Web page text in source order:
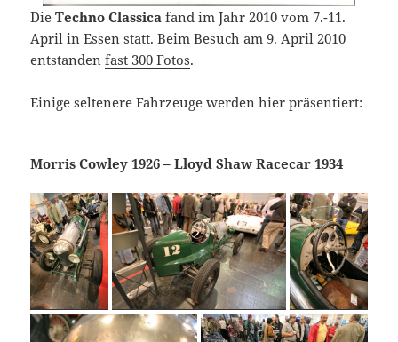
DieTechno Classica fand im Jahr 2010 vom 7.-11.
April in Essen statt. Beim Besuch am 9. April 2010
entstandenfast 300 Fotos.
Einige seltenere Fahrzeuge werden hier präsentiert:
Morris Cowley 1926 – Lloyd Shaw Racecar 1934